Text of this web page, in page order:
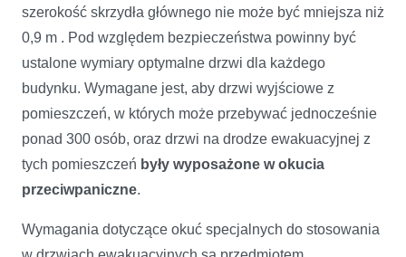
szerokość skrzydła głównego nie może być mniejsza niż
0,9 m . Pod względem bezpieczeństwa powinny być
ustalone wymiary optymalne drzwi dla każdego
budynku. Wymagane jest, aby drzwi wyjściowe z
pomieszczeń, w których może przebywać jednocześnie
ponad 300 osób, oraz drzwi na drodze ewakuacyjnej z
tych pomieszczeń były wyposażone w okucia
przeciwpaniczne.
Wymagania dotyczące okuć specjalnych do stosowania